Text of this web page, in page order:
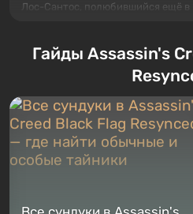
Лос-Сантос, полюбившийся ещё в
сразу трех персонажей: Майкла,
Тревора и Франклина, между
Жанр и...
Гайды Assassin's